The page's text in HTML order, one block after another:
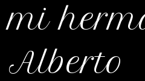
mi
Alberto